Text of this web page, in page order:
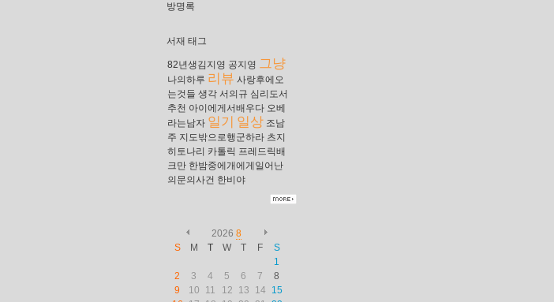
방명록
서재 태그
82년생김지영 공지영 그냥
나의하루 리뷰 사랑후에오
는것들 생각 서의규 심리도서
추천 아이에게서배우다 오베
라는남자 일기 일상 조남
주 지도밖으로행군하라 츠지
히토나리 카톨릭 프레드릭배
크만 한밤중에개에게일어난
의문의사건 한비야
2026 8
S
M T W T F
S
1
2
3 4 5 6 7
8
9
10 11 12 13 14
15